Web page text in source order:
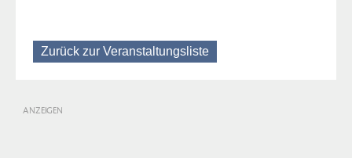
Zurück zur Veranstaltungsliste
ANZEIGEN